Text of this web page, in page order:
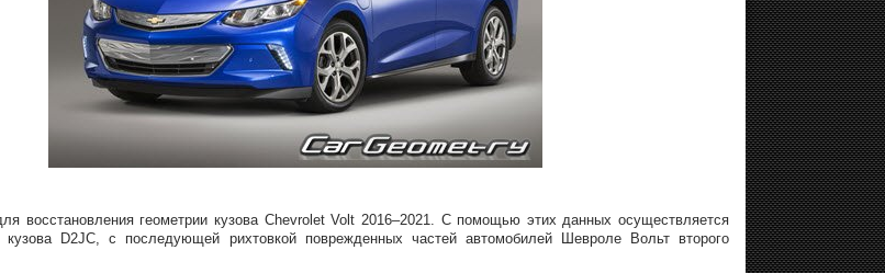
восстановления геометрии кузова Chevrolet Volt 2016–2021. С помощью этих данных осуществляется
кузова D2JC, с последующей рихтовкой поврежденных частей автомобилей Шевроле Вольт второго